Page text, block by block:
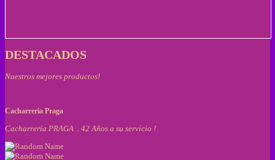
DESTACADOS
Nuestros mejores productos!
Cacharreria Praga
Cacharrería PRAGA .. 42 Años a su servicio !